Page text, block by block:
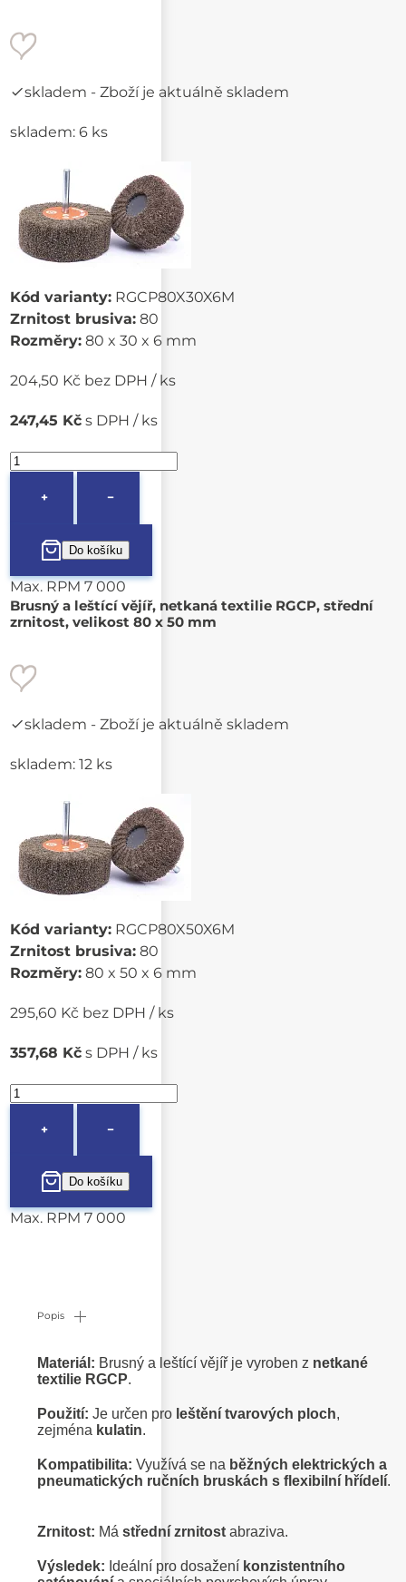
skladem - Zboží je aktuálně skladem
skladem: 6 ks
Kód varianty: RGCP80X30X6M
Zrnitost brusiva: 80
Rozměry: 80 x 30 x 6 mm
204,50 Kč bez DPH / ks
247,45 Kč s DPH / ks
+ −
Max. RPM 7 000
Brusný a leštící vějíř, netkaná textilie RGCP, střední
zrnitost, velikost 80 x 50 mm
skladem - Zboží je aktuálně skladem
skladem: 12 ks
Kód varianty: RGCP80X50X6M
Zrnitost brusiva: 80
Rozměry: 80 x 50 x 6 mm
295,60 Kč bez DPH / ks
357,68 Kč s DPH / ks
+ −
Max. RPM 7 000
Popis
Materiál: Brusný a leštící vějíř je vyroben z netkané
textilie RGCP.
Použití: Je určen pro leštění tvarových ploch,
zejména kulatin.
Kompatibilita: Využívá se na běžných elektrických a
pneumatických ručních bruskách s flexibilní hřídelí.
Zrnitost: Mástřední zrnitost abraziva.
Výsledek: Ideální pro dosažení konzistentního